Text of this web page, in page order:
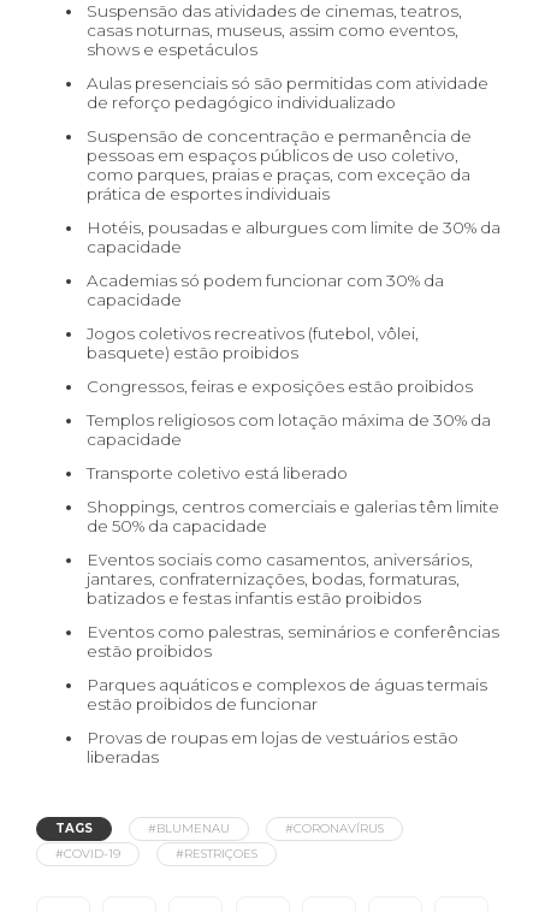
Suspensão das atividades de cinemas, teatros,
casas noturnas, museus, assim como eventos,
shows e espetáculos
Aulas presenciais só são permitidas com atividade
de reforço pedagógico individualizado
Suspensão de concentração e permanência de
pessoas em espaços públicos de uso coletivo,
como parques, praias e praças, com exceção da
prática de esportes individuais
Hotéis, pousadas e alburgues com limite de 30% da
capacidade
Academias só podem funcionar com 30% da
capacidade
Jogos coletivos recreativos (futebol, vôlei,
basquete) estão proibidos
Congressos, feiras e exposições estão proibidos
Templos religiosos com lotação máxima de 30% da
capacidade
Transporte coletivo está liberado
Shoppings, centros comerciais e galerias têm limite
de 50% da capacidade
Eventos sociais como casamentos, aniversários,
jantares, confraternizações, bodas, formaturas,
batizados e festas infantis estão proibidos
Eventos como palestras, seminários e conferências
estão proibidos
Parques aquáticos e complexos de águas termais
estão proibidos de funcionar
Provas de roupas em lojas de vestuários estão
liberadas
TAGS #BLUMENAU
#CORONAVÍRUS
#COVID-19
#RESTRIÇOES